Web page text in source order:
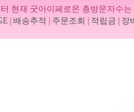
현재 굿아이페로몬 총방문자수는
배송추적 주문조회 적립금 장